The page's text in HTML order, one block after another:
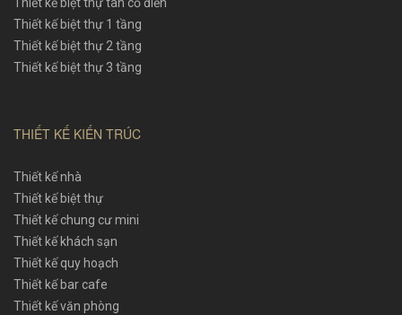
Thiết kế biệt thự 1 tầng
Thiết kế biệt thự 2 tầng
Thiết kế biệt thự 3 tầng
THIẾT KẾ KIẾN TRÚC
Thiết kế nhà
Thiết kế biệt thự
Thiết kế chung cư mini
Thiết kế khách sạn
Thiết kế quy hoạch
Thiết kế bar cafe
Thiết kế văn phòng